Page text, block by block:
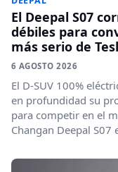
El Deepal S07
débiles para
más serio de
6 AGOSTO 2026
El D-SUV 100%
en profundidad su
para competir en el
Changan Deepal S07